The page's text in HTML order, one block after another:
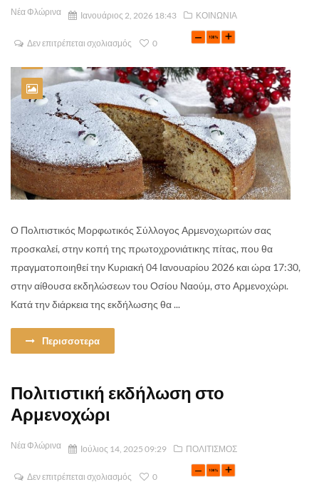
Νέα Φλώρινα Ιανουάριος 2, 2026 18:43 ΚΟΙΝΩΝΙΑ
Δεν επιτρέπεται σχολιασμός 0
Ο Πολιτιστικός Μορφωτικός Σύλλογος Αρμενοχωριτών σας
προσκαλεί, στην κοπή της πρωτοχρονιάτικης πίτας, που θα
πραγματοποιηθεί την Κυριακή 04 Ιανουαρίου 2026 και ώρα 17:30,
στην αίθουσα εκδηλώσεων του Οσίου Ναούμ, στο Αρμενοχώρι.
Κατά την διάρκεια της εκδήλωσης θα ...
Περισσοτερα
Πολιτιστική εκδήλωση στο
Αρμενοχώρι
Νέα Φλώρινα Ιούλιος 14, 2025 09:29 ΠΟΛΙΤΙΣΜΟΣ
Δεν επιτρέπεται σχολιασμός 0